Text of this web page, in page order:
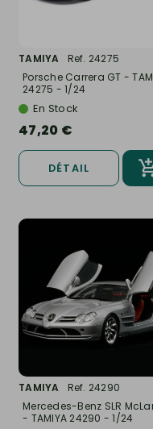
TAMIYA
Ref. 24275
Porsche Carrera GT -
24275 - 1/24
En Stock
47,20 €
DÉTAIL
TAMIYA
Ref. 24290
Mercedes-Benz SLR
- TAMIYA 24290 - 1/24